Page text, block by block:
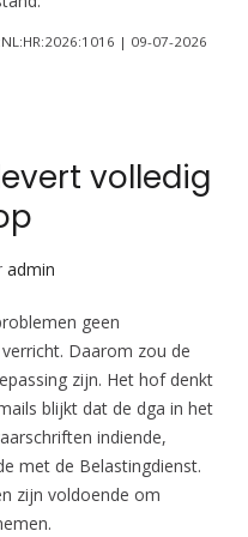
| 09-07-2026
volledig
admin
geen
Daarom zou de
zijn. Het hof denkt
blijkt dat de dga in het
indiende,
met de Belastingdienst.
zijn voldoende om